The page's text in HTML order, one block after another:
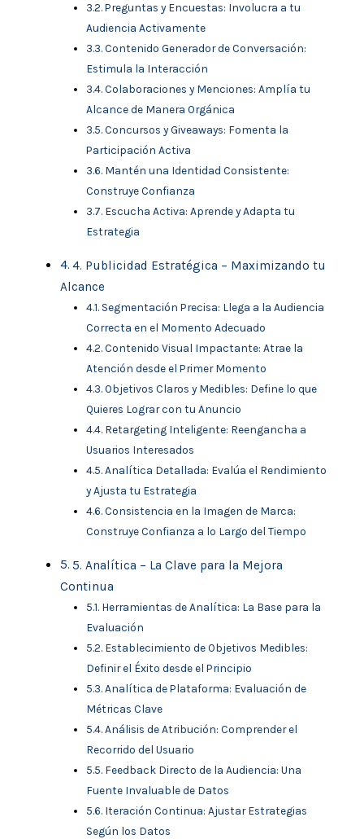
Preguntas y Encuestas: Involucra a tu
Audiencia Activamente
Contenido Generador de Conversación:
Estimula la Interacción
Colaboraciones y Menciones: Amplía tu
Alcance de Manera Orgánica
Concursos y Giveaways: Fomenta la
Participación Activa
Mantén una Identidad Consistente:
Construye Confianza
Escucha Activa: Aprende y Adapta tu
Estrategia
4. Publicidad Estratégica – Maximizando tu
Alcance
Segmentación Precisa: Llega a la Audiencia
Correcta en el Momento Adecuado
Contenido Visual Impactante: Atrae la
Atención desde el Primer Momento
Objetivos Claros y Medibles: Define lo que
Quieres Lograr con tu Anuncio
Retargeting Inteligente: Reengancha a
Usuarios Interesados
Analítica Detallada: Evalúa el Rendimiento
y Ajusta tu Estrategia
Consistencia en la Imagen de Marca:
Construye Confianza a lo Largo del Tiempo
5. Analítica – La Clave para la Mejora
Continua
Herramientas de Analítica: La Base para la
Evaluación
Establecimiento de Objetivos Medibles:
Definir el Éxito desde el Principio
Analítica de Plataforma: Evaluación de
Métricas Clave
Análisis de Atribución: Comprender el
Recorrido del Usuario
Feedback Directo de la Audiencia: Una
Fuente Invaluable de Datos
Iteración Continua: Ajustar Estrategias
Según los Datos